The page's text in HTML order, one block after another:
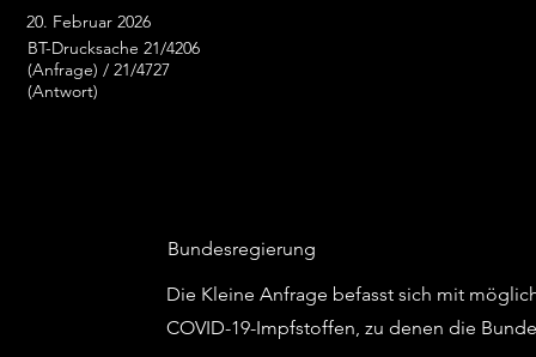
20. Februar 2026
BT-Drucksache 21/4206
(Anfrage) / 21/4727
(Antwort)
Bundesregierung
Die Kleine Anfrage befasst sich mit
COVID-19-Impfstoffen, zu denen die